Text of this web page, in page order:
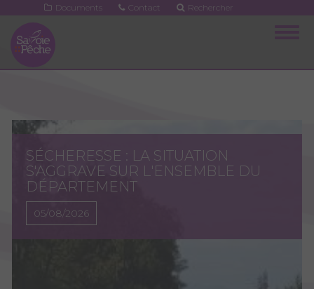
contenu
principal
Documents Contact Rechercher
SÉCHERESSE : LA SITUATION
S'AGGRAVE SUR L'ENSEMBLE DU
DÉPARTEMENT
05/08/2026